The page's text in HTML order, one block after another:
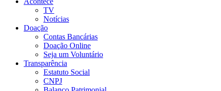
TV
Notícias
Doação
Contas Bancárias
Doação Online
Seja um Voluntário
Transparência
Estatuto Social
CNPJ